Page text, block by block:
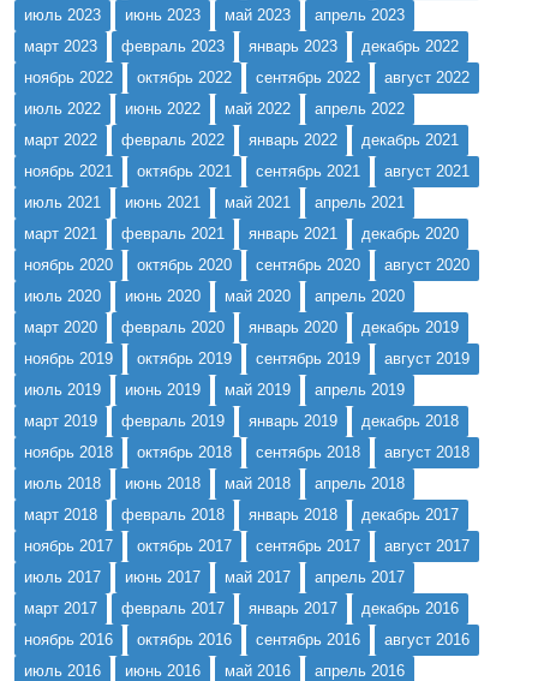
июль 2023
июнь 2023 май 2023
апрель 2023
март 2023
февраль 2023 январь 2023
декабрь 2022
ноябрь 2022
октябрь 2022 сентябрь 2022
август 2022
июль 2022
июнь 2022 май 2022
апрель 2022
март 2022
февраль 2022 январь 2022
декабрь 2021
ноябрь 2021
октябрь 2021 сентябрь 2021
август 2021
июль 2021
июнь 2021 май 2021
апрель 2021
март 2021
февраль 2021 январь 2021
декабрь 2020
ноябрь 2020
октябрь 2020 сентябрь 2020
август 2020
июль 2020
июнь 2020 май 2020
апрель 2020
март 2020
февраль 2020 январь 2020
декабрь 2019
ноябрь 2019
октябрь 2019 сентябрь 2019
август 2019
июль 2019
июнь 2019 май 2019
апрель 2019
март 2019
февраль 2019 январь 2019
декабрь 2018
ноябрь 2018
октябрь 2018 сентябрь 2018
август 2018
июль 2018
июнь 2018 май 2018
апрель 2018
март 2018
февраль 2018 январь 2018
декабрь 2017
ноябрь 2017
октябрь 2017 сентябрь 2017
август 2017
июль 2017
июнь 2017 май 2017
апрель 2017
март 2017
февраль 2017 январь 2017
декабрь 2016
ноябрь 2016
октябрь 2016 сентябрь 2016
август 2016
июль 2016
июнь 2016 май 2016 апрель 2016